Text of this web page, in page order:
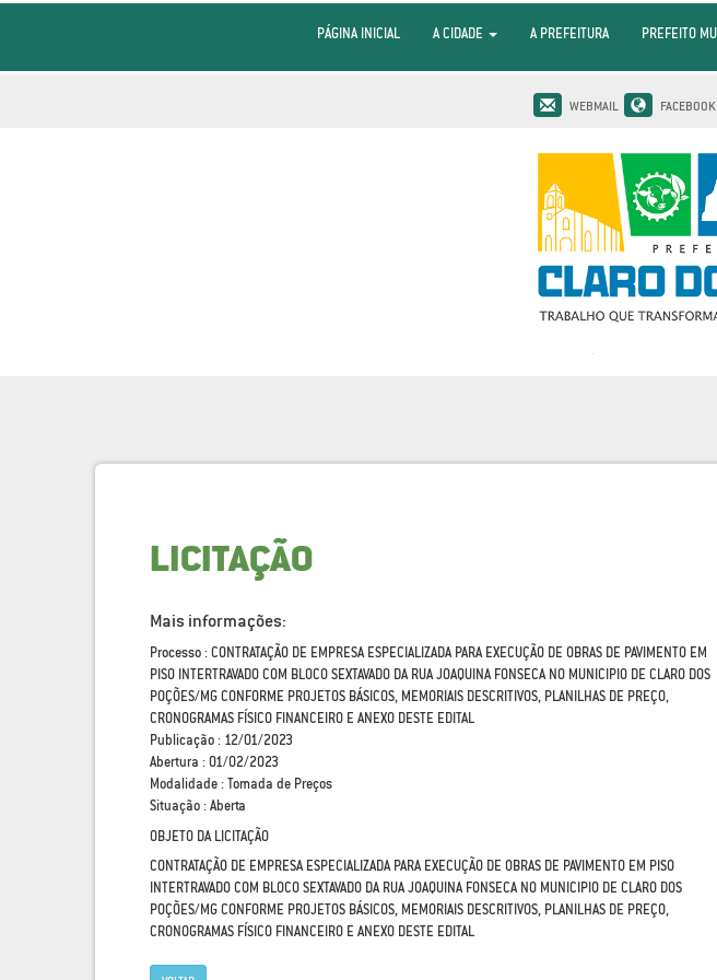
PÁGINA INICIAL A CIDADE A PREFEITURA PREFEITO
WEBMAIL FACEBOOK
LICITAÇÃO
Mais informações:
Processo : CONTRATAÇÃO DE EMPRESA ESPECIALIZADA PARA EXECUÇÃO DE OBRAS DE PAVIMENTO EM
PISO INTERTRAVADO COM BLOCO SEXTAVADO DA RUA JOAQUINA FONSECA NO MUNICIPIO DE CLARO DOS
POÇÕES/MG CONFORME PROJETOS BÁSICOS, MEMORIAIS DESCRITIVOS, PLANILHAS DE PREÇO,
CRONOGRAMAS FÍSICO FINANCEIRO E ANEXO DESTE EDITAL
Publicação : 12/01/2023
Abertura : 01/02/2023
Modalidade : Tomada de Preços
Situação : Aberta
OBJETO DA LICITAÇÃO
CONTRATAÇÃO DE EMPRESA ESPECIALIZADA PARA EXECUÇÃO DE OBRAS DE PAVIMENTO EM PISO
INTERTRAVADO COM BLOCO SEXTAVADO DA RUA JOAQUINA FONSECA NO MUNICIPIO DE CLARO DOS
POÇÕES/MG CONFORME PROJETOS BÁSICOS, MEMORIAIS DESCRITIVOS, PLANILHAS DE PREÇO,
CRONOGRAMAS FÍSICO FINANCEIRO E ANEXO DESTE EDITAL